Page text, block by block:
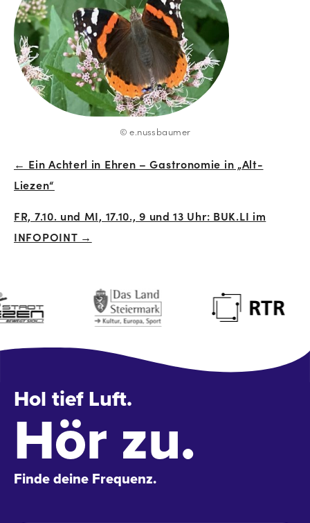
© e.nussbaumer
Beitrags-
← Ein Achterl in Ehren – Gastronomie in „Alt-
Liezen“
FR, 7.10. und MI, 17.10., 9 und 13 Uhr: BUK.LI im
INFOPOINT →
Hol tief Luft.
Hör zu.
Finde deine Frequenz.